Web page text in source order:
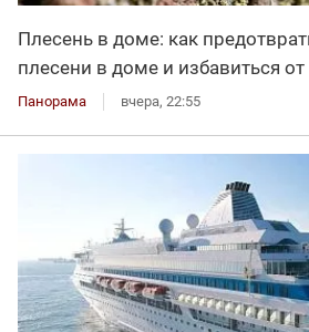
Плесень в доме: как
плесени в доме и избавиться от
Панорама вчера, 22:55